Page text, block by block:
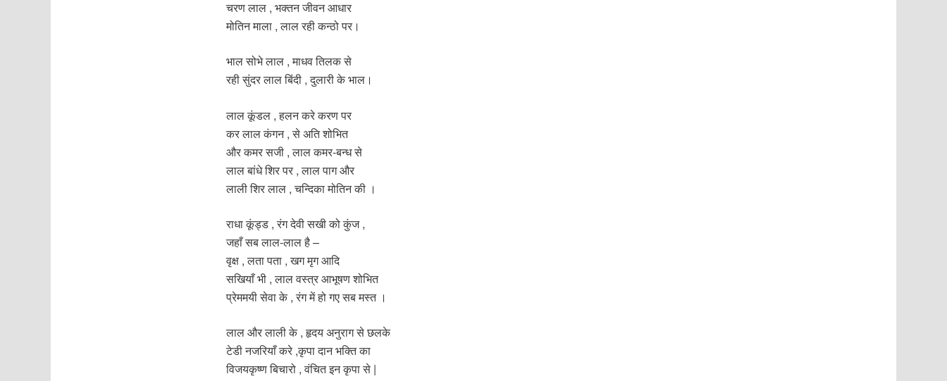
चरण लाल , भक्तन जीवन आधार
मोतिन माला , लाल रही कन्ठो पर।
भाल सोभे लाल , माधव तिलक से
रही सुंदर लाल बिंदी , दुलारी के भाल।
लाल कूंडल , हलन करे करण पर
कर लाल कंगन , से अति शोभित
और कमर सजी , लाल कमर-बन्ध से
लाल बांधे शिर पर , लाल पाग और
लाली शिर लाल , चन्दिका मोतिन की ।
राधा कूंड्ड , रंग देवी सखी को कुंज ,
जहाँ सब लाल-लाल है –
वृक्ष , लता पता , खग मृग आदि
सखियाँ भी , लाल वस्त्र आभूषण शोभित
प्रेममयी सेवा के , रंग में हो गए सब मस्त ।
लाल और लाली के , हृदय अनुराग से छलके
टेडी नजरियाँ करे ,कृपा दान भक्ति का
विजयकृष्ण बिचारो , वंचित इन कृपा से |